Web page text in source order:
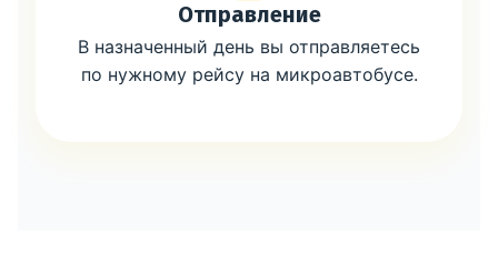
Отправление
В назначенный день вы отправляетесь
по нужному рейсу на микроавтобусе.